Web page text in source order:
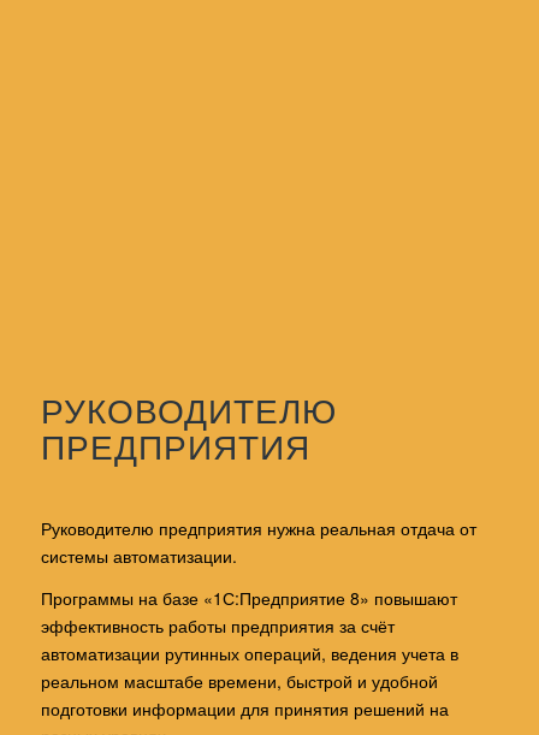
РУКОВОДИТЕЛЮ
ПРЕДПРИЯТИЯ
Руководителю предприятия нужна реальная отдача от
системы автоматизации.
Программы на базе «1С:Предприятие 8» повышают
эффективность работы предприятия за счёт
автоматизации рутинных операций, ведения учета в
реальном масштабе времени, быстрой и удобной
подготовки информации для принятия решений на